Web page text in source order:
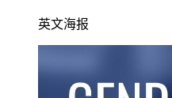
英文海报